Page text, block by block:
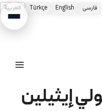
العربية Türkçe English
إيثيلين